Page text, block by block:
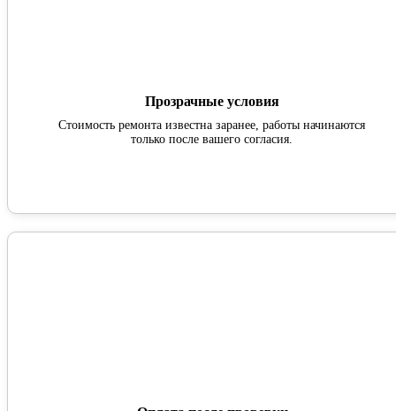
Прозрачные условия
Стоимость ремонта известна заранее, работы начинаются
только после вашего согласия.